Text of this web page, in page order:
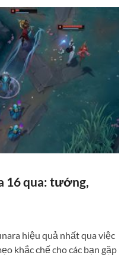
16 qua: tướng,
hiệu quả nhất qua việc
khắc chế cho các bạn gặp